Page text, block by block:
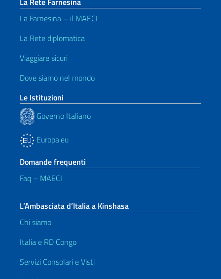
La Farnesina – il MAECI
La Rete diplomatica
Viaggiare sicuri
Dove siamo nel mondo
Le Istituzioni
Governo Italiano
Europa.eu
Domande frequenti
Faq – MAECI
L’Ambasciata d’Italia a Kinshasa
Chi siamo
Italia e RD Congo
Servizi Consolari e Visti